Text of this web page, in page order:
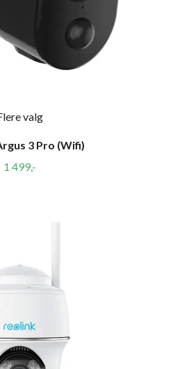
valg
3 Pro (Wifi)
1 499,-